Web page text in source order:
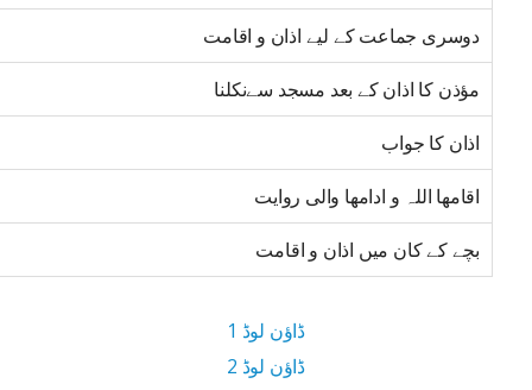
دوسری جماعت کے لیے اذان و اقامت
مؤذن کا اذان کے بعد مسجد سےنکلنا
اذان کا جواب
اقامھا اللہ و ادامھا والی روایت
بچے کے کان میں اذان و اقامت
ڈاؤن لوڈ 1
ڈاؤن لوڈ 2